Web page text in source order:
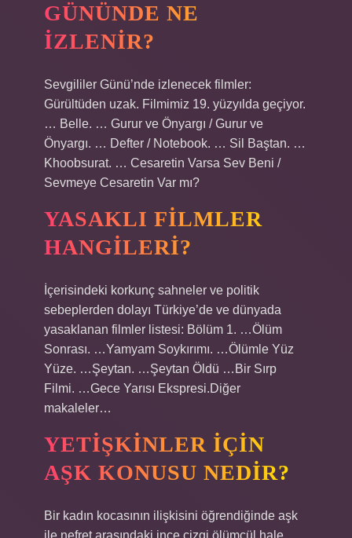
GÜNÜNDE NE
IZLENIR?
Sevgililer Günü’nde izlenecek filmler:
Gürültüden uzak. Filmimiz 19. yüzyılda geçiyor.
… Belle. … Gurur ve Önyargı / Gurur ve
Önyargı. … Defter / Notebook. … Sil Baştan. …
Khoobsurat. … Cesaretin Varsa Sev Beni /
Sevmeye Cesaretin Var mı?
YASAKLI FILMLER
HANGILERI?
İçerisindeki korkunç sahneler ve politik
sebeplerden dolayı Türkiye’de ve dünyada
yasaklanan filmler listesi: Bölüm 1. …Ölüm
Sonrası. …Yamyam Soykırımı. …Ölümle Yüz
Yüze. …Şeytan. …Şeytan Öldü …Bir Sırp
Filmi. …Gece Yarısı Ekspresi.Diğer
makaleler…
YETIŞKINLER IÇIN
AŞK KONUSU NEDIR?
Bir kadın kocasının ilişkisini öğrendiğinde aşk
ile nefret arasındaki ince çizgi ölümcül hale